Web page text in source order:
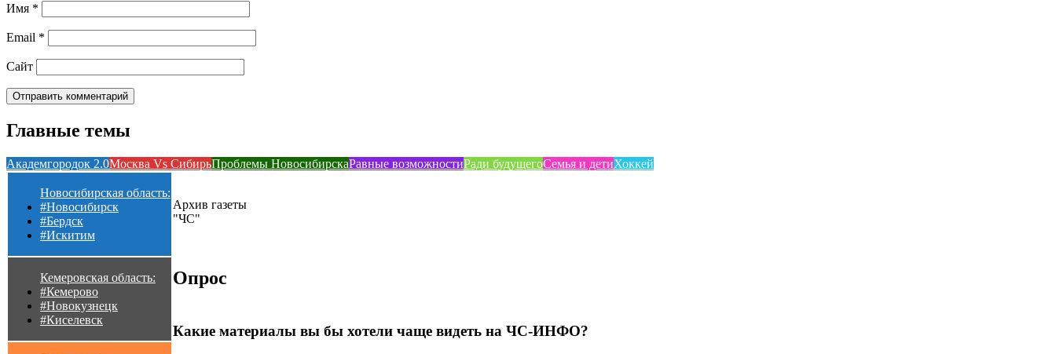
Имя *
Email *
Сайт
Главные темы
Академгородок 2.0Москва Vs СибирьПроблемы НовосибирскаРавные возможностиРади будущегоСемья и детиХоккей
Новосибирская область:
#Новосибирск
#Бердск
#Искитим
Кемеровская область:
#Кемерово
#Новокузнецк
#Киселевск
Архив газеты
"ЧС"
Опрос
Какие материалы вы бы хотели чаще видеть на ЧС-ИНФО?